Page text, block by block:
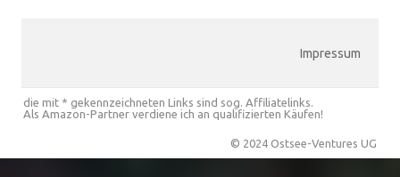
Impressum
die mit * gekennzeichneten Links sind sog. Affiliatelinks.
Als Amazon-Partner verdiene ich an qualifizierten Käufen!
© 2024 Ostsee-Ventures UG